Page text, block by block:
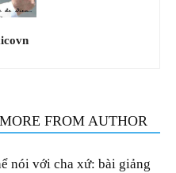
MORE FROM AUTHOR
nói với cha xứ: bài giảng